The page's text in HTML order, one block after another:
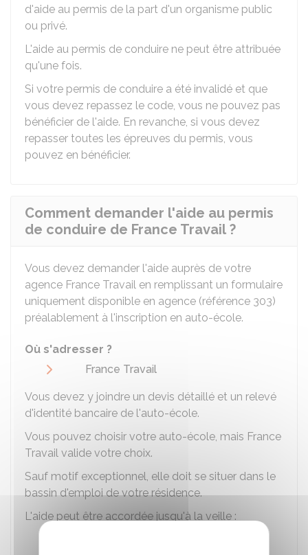
d'aide au permis de la part d'un organisme public
ou privé.
L'aide au permis de conduire ne peut être attribuée
qu'une fois.
Si votre permis de conduire a été invalidé et que
vous devez repassez le code, vous ne pouvez pas
bénéficier de l'aide. En revanche, si vous devez
repasser toutes les épreuves du permis, vous
pouvez en bénéficier.
Comment demander l'aide au permis
de conduire de France Travail ?
Vous devez demander l'aide auprès de votre
agence France Travail en remplissant un formulaire
uniquement disponible en agence (référence 303)
préalablement à l'inscription en auto-école.
Où s'adresser ?
France Travail
Vous devez y joindre un devis détaillé et un relevé
d'identité bancaire de l'auto-école.
Vous pouvez choisir votre auto-école, mais France
Travail valide votre choix.
Sauf motif exceptionnel, elle doit se situer dans le
bassin d'emploi de votre résidence.
L'aide peut être accordée jusqu'à la veille :